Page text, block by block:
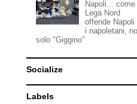
Napoli...
Lega Nord
offende Napoli
i napoletani,
solo "Giggino"
Socialize
Labels